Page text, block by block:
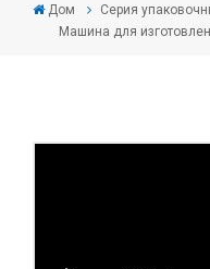
Дом
Серия
Машина для